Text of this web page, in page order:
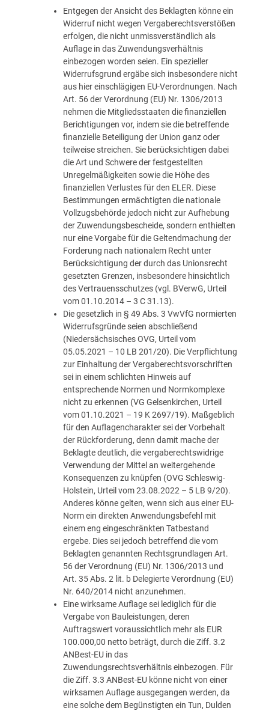
Entgegen der Ansicht des Beklagten könne ein
Widerruf nicht wegen Vergaberechtsverstößen
erfolgen, die nicht unmissverständlich als
Auflage in das Zuwendungsverhältnis
einbezogen worden seien. Ein spezieller
Widerrufsgrund ergäbe sich insbesondere nicht
aus hier einschlägigen EU-Verordnungen. Nach
Art. 56 der Verordnung (EU) Nr. 1306/2013
nehmen die Mitgliedsstaaten die finanziellen
Berichtigungen vor, indem sie die betreffende
finanzielle Beteiligung der Union ganz oder
teilweise streichen. Sie berücksichtigen dabei
die Art und Schwere der festgestellten
Unregelmäßigkeiten sowie die Höhe des
finanziellen Verlustes für den ELER. Diese
Bestimmungen ermächtigten die nationale
Vollzugsbehörde jedoch nicht zur Aufhebung
der Zuwendungsbescheide, sondern enthielten
nur eine Vorgabe für die Geltendmachung der
Forderung nach nationalem Recht unter
Berücksichtigung der durch das Unionsrecht
gesetzten Grenzen, insbesondere hinsichtlich
des Vertrauensschutzes (vgl. BVerwG, Urteil
vom 01.10.2014 – 3 C 31.13).
Die gesetzlich in § 49 Abs. 3 VwVfG normierten
Widerrufsgründe seien abschließend
(Niedersächsisches OVG, Urteil vom
05.05.2021 – 10 LB 201/20). Die Verpflichtung
zur Einhaltung der Vergaberechtsvorschriften
sei in einem schlichten Hinweis auf
entsprechende Normen und Normkomplexe
nicht zu erkennen (VG Gelsenkirchen, Urteil
vom 01.10.2021 – 19 K 2697/19). Maßgeblich
für den Auflagencharakter sei der Vorbehalt
der Rückforderung, denn damit mache der
Beklagte deutlich, die vergaberechtswidrige
Verwendung der Mittel an weitergehende
Konsequenzen zu knüpfen (OVG Schleswig-
Holstein, Urteil vom 23.08.2022 – 5 LB 9/20).
Anderes könne gelten, wenn sich aus einer EU-
Norm ein direkten Anwendungsbefehl mit
einem eng eingeschränkten Tatbestand
ergebe. Dies sei jedoch betreffend die vom
Beklagten genannten Rechtsgrundlagen Art.
56 der Verordnung (EU) Nr. 1306/2013 und
Art. 35 Abs. 2 lit. b Delegierte Verordnung (EU)
Nr. 640/2014 nicht anzunehmen.
Eine wirksame Auflage sei lediglich für die
Vergabe von Bauleistungen, deren
Auftragswert voraussichtlich mehr als EUR
100.000,00 netto beträgt, durch die Ziff. 3.2
ANBest-EU in das
Zuwendungsrechtsverhältnis einbezogen. Für
die Ziff. 3.3 ANBest-EU könne nicht von einer
wirksamen Auflage ausgegangen werden, da
eine solche dem Begünstigten ein Tun, Dulden